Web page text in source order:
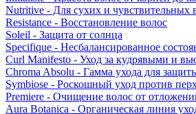
Nutritive - Для сухих и чувствительных
Resistance - Восстановление волос
Soleil - Защита от солнца
Specifique - Несбалансированное
Curl Manifesto - Уход за кудрявыми и
Chroma Absolu - Гамма ухода для
Symbiose - Роскошный уход против
Premiere - Очищение волос от
Aura Botanica - Органическая линия